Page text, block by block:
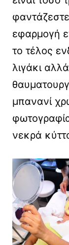
εφαρμογή
το τέλος
λιγάκι
μπανανί
νεκρά